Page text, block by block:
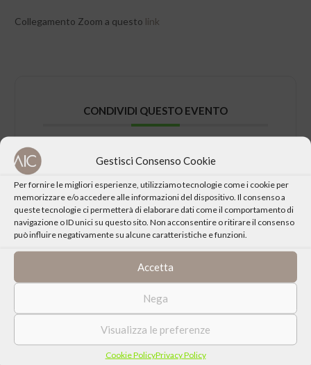
Gestisci Consenso Cookie
Per fornire le migliori esperienze, utilizziamo tecnologie come i cookie per
memorizzare e/o accedere alle informazioni del dispositivo. Il consenso a
queste tecnologie ci permetterà di elaborare dati come il comportamento di
navigazione o ID unici su questo sito. Non acconsentire o ritirare il consenso
può influire negativamente su alcune caratteristiche e funzioni.
Accetta
Nega
Visualizza le preferenze
Cookie PolicyPrivacy Policy
Collegamento Zoom a questo link
CONDIVIDI QUESTO EVENTO
Venerdì 26 Febbraio 2021 ore 21:00
LUOGO